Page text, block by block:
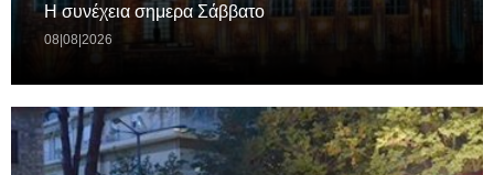
Η συνέχεια σημερα Σάββατο
08|08|2026